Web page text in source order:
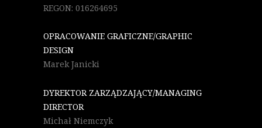
REGON: 016264695
OPRACOWANIE GRAFICZNE/GRAPHIC
DESIGN
Marek Janicki
DYREKTOR ZARZĄDZAJĄCY/MANAGING
DIRECTOR
Michał Niemczyk